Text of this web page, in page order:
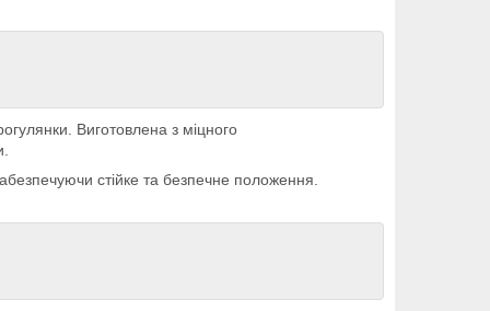
Виготовлена з міцного
стійке та безпечне положення.